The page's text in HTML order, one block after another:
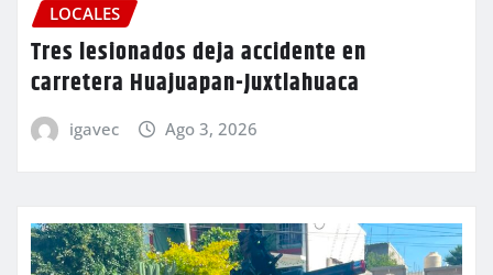
LOCALES
Tres lesionados deja accidente en
carretera Huajuapan-Juxtlahuaca
igavec Ago 3, 2026